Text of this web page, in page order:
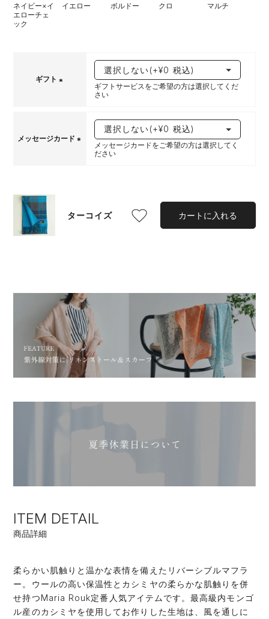
ネイビー×イ
エローチェ
ック
イエロー ボルドー クロ マルチ
ギフト
ギフトサービスをご希望の方は選択してくだ
さい
メッセージカード
メッセージカードをご希望の方は選択してく
ださい
ターコイズ カートに入れる
ITEM DETAIL
商品詳細
柔らかい肌触りと温かな表情を備えたリバーシブルマフラ
ー。ウールの高い保温性とカシミヤの柔らかな肌触りを併
せ持つMaria Rouk定番人気アイテムです。最高級内モンゴ
ル産のカシミヤを使用してお作りした生地は、風を通しに